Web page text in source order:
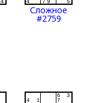
Сложное
#2759